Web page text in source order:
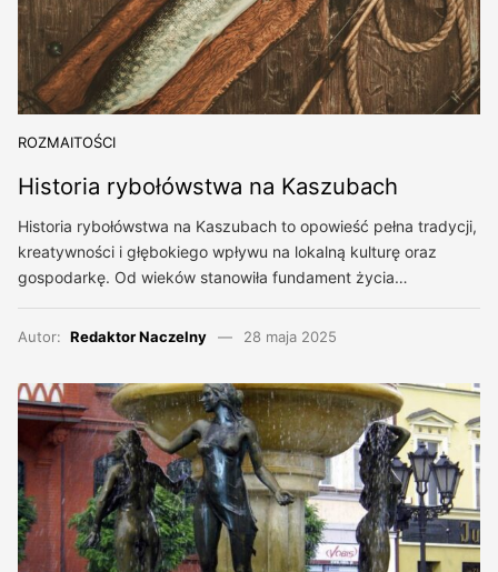
ROZMAITOŚCI
Historia rybołówstwa na Kaszubach
Historia rybołówstwa na Kaszubach to opowieść pełna tradycji,
kreatywności i głębokiego wpływu na lokalną kulturę oraz
gospodarkę. Od wieków stanowiła fundament życia…
Autor: Redaktor Naczelny 28 maja 2025